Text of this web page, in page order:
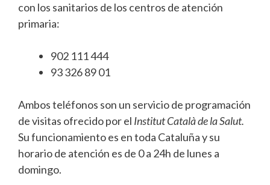
con los sanitarios de los centros de atención
primaria:
902 111 444
93 326 89 01
Ambos teléfonos son un servicio de programación
de visitas ofrecido por el Institut Català de la Salut.
Su funcionamiento es en toda Cataluña y su
horario de atención es de 0 a 24h de lunes a
domingo.